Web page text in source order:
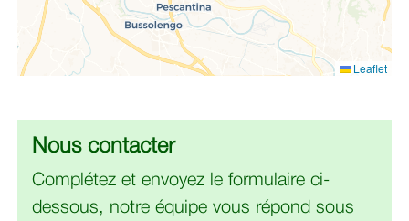
Leaflet
Nous contacter
Complétez et envoyez le formulaire ci-
dessous, notre équipe vous répond sous